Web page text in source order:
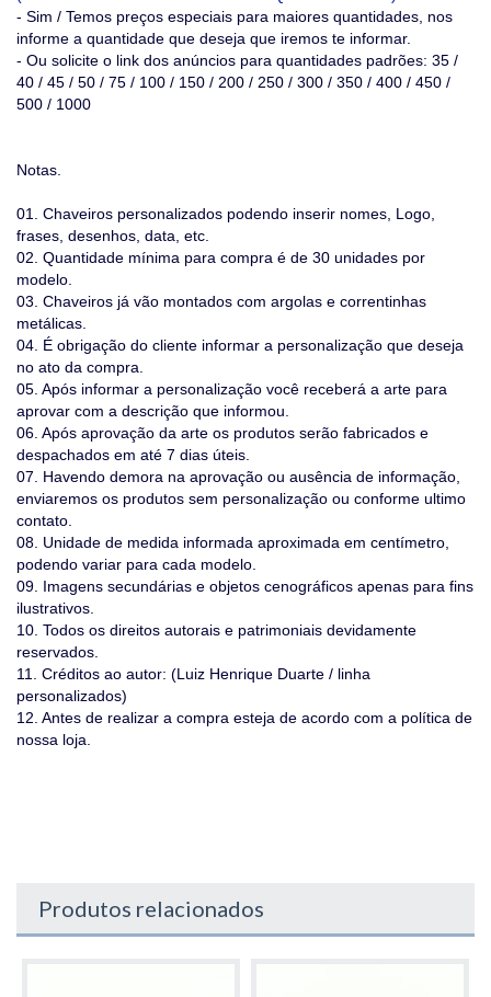
- Sim / Temos preços especiais para maiores quantidades, nos
informe a quantidade que deseja que iremos te informar.
- Ou solicite o link dos anúncios para quantidades padrões: 35 /
40 / 45 / 50 / 75 / 100 / 150 / 200 / 250 / 300 / 350 / 400 / 450 /
500 / 1000
Notas.
01. Chaveiros personalizados podendo inserir nomes, Logo,
frases, desenhos, data, etc.
02. Quantidade mínima para compra é de 30 unidades por
modelo.
03. Chaveiros já vão montados com argolas e correntinhas
metálicas.
04. É obrigação do cliente informar a personalização que deseja
no ato da compra.
05. Após informar a personalização você receberá a arte para
aprovar com a descrição que informou.
06. Após aprovação da arte os produtos serão fabricados e
despachados em até 7 dias úteis.
07. Havendo demora na aprovação ou ausência de informação,
enviaremos os produtos sem personalização ou conforme ultimo
contato.
08. Unidade de medida informada aproximada em centímetro,
podendo variar para cada modelo.
09. Imagens secundárias e objetos cenográficos apenas para fins
ilustrativos.
10. Todos os direitos autorais e patrimoniais devidamente
reservados.
11. Créditos ao autor: (Luiz Henrique Duarte / linha
personalizados)
12. Antes de realizar a compra esteja de acordo com a política de
nossa loja.
Produtos relacionados